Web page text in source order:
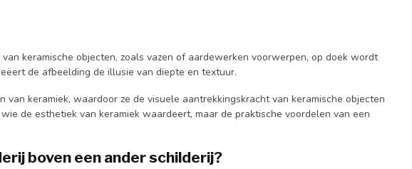
keramische objecten, zoals vazen of aardewerken voorwerpen, op doek wordt
de afbeelding de illusie van diepte en textuur.
keramiek, waardoor ze de visuele aantrekkingskracht van keramische objecten
de esthetiek van keramiek waardeert, maar de praktische voordelen van een
boven een ander schilderij?